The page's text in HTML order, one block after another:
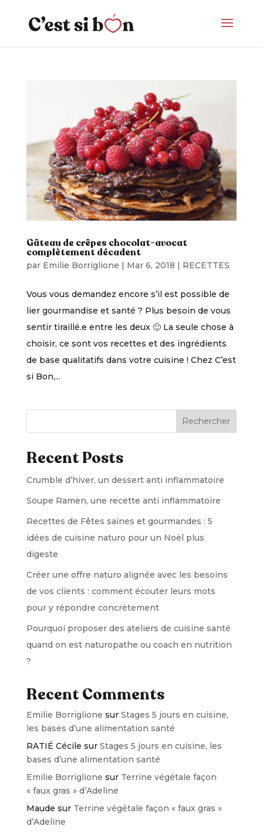
Gâteau de crêpes chocolat-avocat
complètement décadent
par Emilie Borriglione | Mar 6, 2018 | RECETTES
Vous vous demandez encore s’il est possible de
lier gourmandise et santé ? Plus besoin de vous
sentir tiraillé.e entre les deux 🙂 La seule chose à
choisir, ce sont vos recettes et des ingrédients
de base qualitatifs dans votre cuisine ! Chez C’est
si Bon,...
Rechercher
Recent Posts
Crumble d’hiver, un dessert anti inflammatoire
Soupe Ramen, une recette anti inflammatoire
Recettes de Fêtes saines et gourmandes : 5
idées de cuisine naturo pour un Noël plus
digeste
Créer une offre naturo alignée avec les besoins
de vos clients : comment écouter leurs mots
pour y répondre concrètement
Pourquoi proposer des ateliers de cuisine santé
quand on est naturopathe ou coach en nutrition
?
Recent Comments
Emilie Borriglione sur Stages 5 jours en cuisine,
les bases d’une alimentation santé
RATIÉ Cécile sur Stages 5 jours en cuisine, les
bases d’une alimentation santé
Emilie Borriglione sur Terrine végétale façon
« faux gras » d’Adeline
Maude sur Terrine végétale façon « faux gras »
d’Adeline